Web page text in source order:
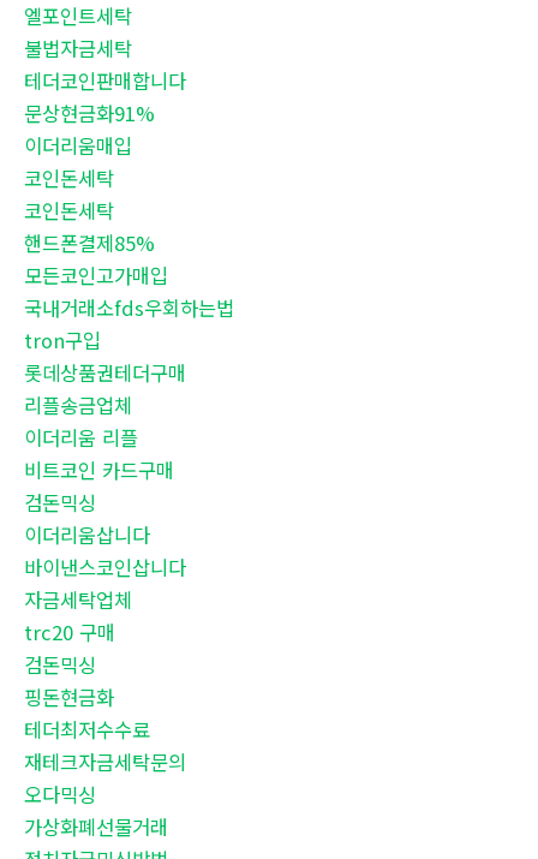
엘포인트세탁
불법자금세탁
테더코인판매합니다
문상현금화91%
이더리움매입
코인돈세탁
코인돈세탁
핸드폰결제85%
모든코인고가매입
국내거래소fds우회하는법
tron구입
롯데상품권테더구매
리플송금업체
이더리움 리플
비트코인 카드구매
검돈믹싱
이더리움삽니다
바이낸스코인삽니다
자금세탁업체
trc20 구매
검돈믹싱
핑돈현금화
테더최저수수료
재테크자금세탁문의
오다믹싱
가상화폐선물거래